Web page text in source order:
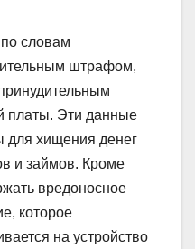
по словам
штрафом,
платы. Эти данные
для хищения денег
и займов. Кроме
вредоносное
которое
на устройство